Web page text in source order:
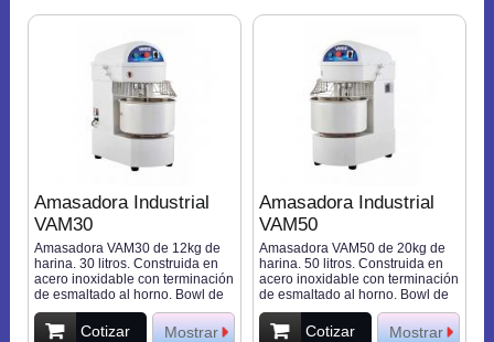
en rodamientos sellados. Rejilla
caso de apertura. 207rpm,
427x675x835mm, 1,1kW, 220V
Amasadora Industrial
VAM30
Amasadora VAM30 de 12kg de
harina. 30 litros. Construida en
acero inoxidable con terminación
de esmaltado al horno. Bowl de
acero inoxidable reforzado.
Sistema de transmisión a través
Cotizar Mostrar
Amasadora Industrial
VAM50
Amasadora VAM50 de 20kg de
harina. 50 litros. Construida en
acero inoxidable con terminación
de esmaltado al horno. Bowl de
acero inoxidable reforzado.
Sistema de transmisión a través
Cotizar Mostrar